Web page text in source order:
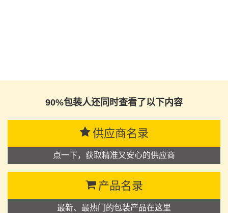
90%包装人还同时查看了以下内容
供应商名录
点一下，获取精准又安心的供应商
产品名录
最新、最热门的包装产品在这里